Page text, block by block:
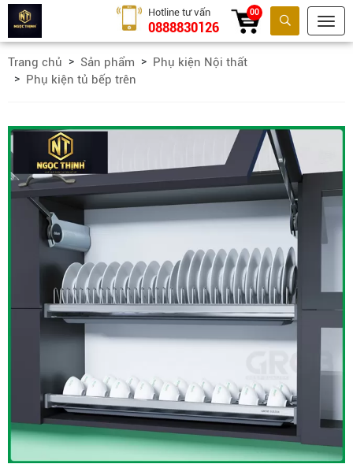
Tìm kiếm
Hotline tư vấn
0888830126
00
Trang chủ Sản phẩm
Phụ kiện Nội thất
Phụ kiện tủ bếp trên